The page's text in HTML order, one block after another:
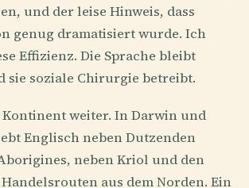
und der leise Hinweis, dass
genug dramatisiert wurde. Ich
Effizienz. Die Sprache bleibt
sie soziale Chirurgie betreibt.
weiter. In Darwin und
Englisch neben Dutzenden
neben Kriol und den
aus dem Norden. Ein